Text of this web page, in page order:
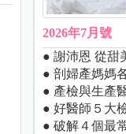
2026年7月號
● 謝沛恩 從甜
● 剖婦產媽媽
● 產檢與生產
● 好醫師５大
● 破解４個最